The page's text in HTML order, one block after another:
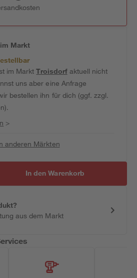
Markt
im MarktTroisdorfaktuell nicht
uns aber eine Anfrage
bestellen ihn für dich (ggf. zzgl.
>
anderen Märkten
In den Warenkorb
aus dem Markt